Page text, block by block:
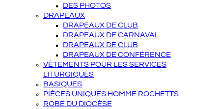
DES PHOTOS
DRAPEAUX
DRAPEAUX DE CLUB
DRAPEAUX DE CARNAVAL
DRAPEAUX DE CLUB
DRAPEAUX DE CONFÉRENCE
VÊTEMENTS POUR LES SERVICES
LITURGIQUES
BASIQUES
PIÈCES UNIQUES HOMME ROCHETTS
ROBE DU DIOCÈSE